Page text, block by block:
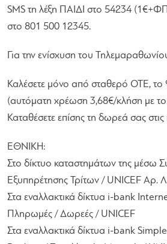
SMS τη λέξη ΠΑΙΔΙ στο 54234
στο 801 500 12345.
Για την ενίσχυση του
Καλέσετε μόνο από σταθερό ΟΤΕ, το
(αυτόματη χρέωση 3,68€/κλήση με
Καταθέσετε επίσης τη δωρεά σας
ΕΘΝΙΚΗ:
Στο δίκτυο καταστημάτων της μέσω
Εξυπηρέτησης Τρίτων / UNICEF Αρ.
Στα εναλλακτικά δίκτυα i-bank
Πληρωμές / Δωρεές / UNICEF
Στα εναλλακτικά δίκτυα i-bank